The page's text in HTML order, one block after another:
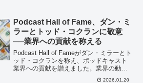
Podcast Hall of Fame、ダン・ミ
ラーとトッド・コクランに敬意
──業界への貢献を称える
Podcast Hall of Fameがダン・ミラーとト
ッド・コクランを称え、ポッドキャスト
業界への貢献を讃えました。業界の動向
と今後の展望について解説します。2026.01.20